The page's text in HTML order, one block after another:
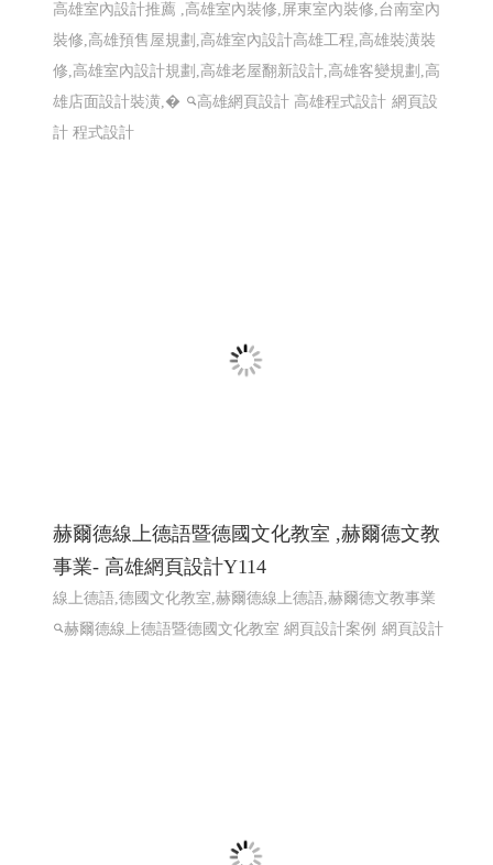
高雄室內設計推薦 ,高雄室內裝修,屏東室內裝修,台南室內
裝修,高雄預售屋規劃,高雄室內設計高雄工程,高雄裝潢裝
修,高雄室內設計規劃,高雄老屋翻新設計,高雄客變規劃,高
雄店面設計裝潢,�
高雄網頁設計 高雄程式設計 網頁設
計 程式設計
赫爾德線上德語暨德國文化教室 ,赫爾德文教
事業- 高雄網頁設計Y114
線上德語,德國文化教室,赫爾德線上德語,赫爾德文教事業
赫爾德線上德語暨德國文化教室 網頁設計案例 網頁設計